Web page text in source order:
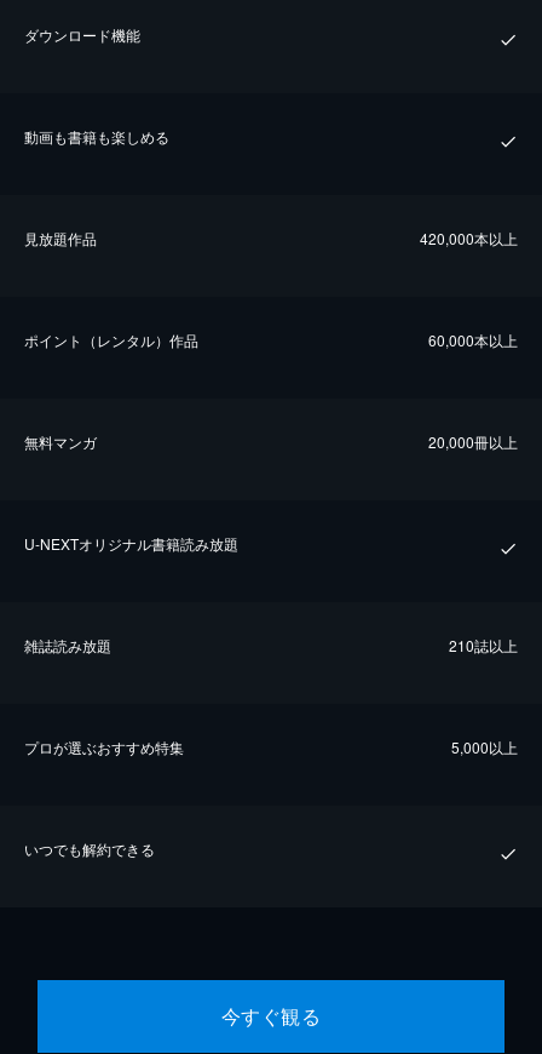
ダウンロード機能
動画も書籍も楽しめる
⾒放題作品 420,000本以上
ポイント（レンタル）作品 60,000本以上
無料マンガ 20,000冊以上
U-NEXTオリジナル書籍読み放題
雑誌読み放題 210誌以上
プロが選ぶおすすめ特集 5,000以上
いつでも解約できる
今すぐ観る